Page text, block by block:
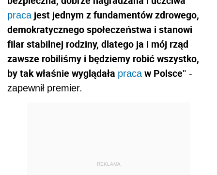
pracajest jednym z fundamentów zdrowego,
demokratycznego społeczeństwa i stanowi
filar stabilnej rodziny, dlatego ja i mój rząd
zawsze robiliśmy i będziemy robić wszystko,
by tak właśnie wyglądała pracaw Polsce" -
zapewnił premier.
REKLAMA